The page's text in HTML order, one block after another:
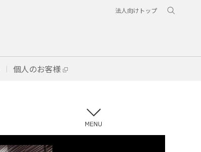
法人向けトップ
個人のお客様